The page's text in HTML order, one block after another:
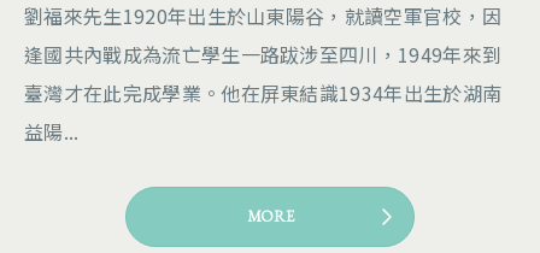
劉福來先生1920年出生於山東陽谷，就讀空軍官校，因
逢國共內戰成為流亡學生一路跋涉至四川，1949年來到
臺灣才在此完成學業。他在屏東結識1934年出生於湖南
益陽...
MORE